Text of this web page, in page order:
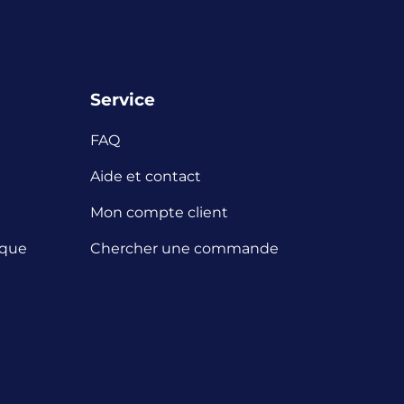
Service
FAQ
Aide et contact
Mon compte client
Chercher une commande